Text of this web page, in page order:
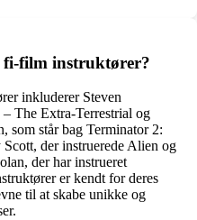
fi-film instruktører?
inkluderer Steven
The Extra-Terrestrial og
som står bag Terminator 2:
der instruerede Alien og
der har instrueret
er kendt for deres
til at skabe unikke og